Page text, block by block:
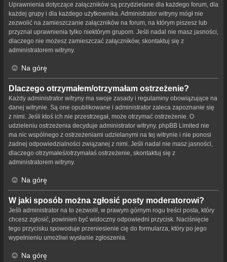
Uprawnienia dotyczące załączników są przydzielane dla każdego forum, dla
każdej grupy i dla każdego użytkownika. Administrator witryny mógł nie
zezwolić na zamieszczanie załączników na forum, na którym piszesz lub
przyznał uprawnienia tylko niektórym grupom. Jeśli nadal nie masz jasności,
dlaczego nie możesz zamieszczać załączników, skontaktuj się z
administratorem witryny.
Na górę
Dlaczego otrzymałem/otrzymałam ostrzeżenie?
Każdy administrator witryny ma swoje zasady i regulaminy obowiązujące na
danej witrynie. Są one opublikowane i administrator zaleca zapoznanie się
z nimi. Jeśli ktoś ich nie przestrzegał, może otrzymać ostrzeżenie. O
udzieleniu ostrzeżenia decyduje administrator witryny. phpBB Limited nie
ma nic wspólnego z ostrzeżeniami udzielanymi na tej witrynie i nie ponosi
żadnej odpowiedzialności związanej z nimi. Jeśli nadal nie masz jasności,
dlaczego otrzymałeś/otrzymałaś ostrzeżenie, skontaktuj się z
administratorem witryny.
Na górę
W jaki sposób można zgłosić posty moderatorowi?
Jeśli administrator na to zezwolił, w prawym górnym rogu treści posta, który
chcesz zgłosić, powinien być widoczny odpowiedni przycisk. Naciśnięcie
tego przycisku spowoduje przeniesienie cię do formularza, który po jego
wypełnieniu umożliwi wysłanie zgłoszenia.
Na górę